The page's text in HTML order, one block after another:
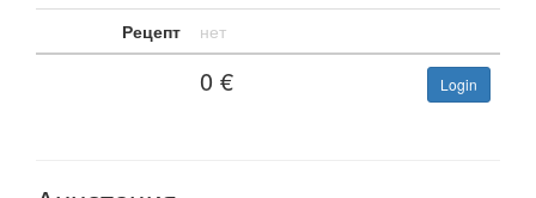
Рецепт
нет
0 € Login